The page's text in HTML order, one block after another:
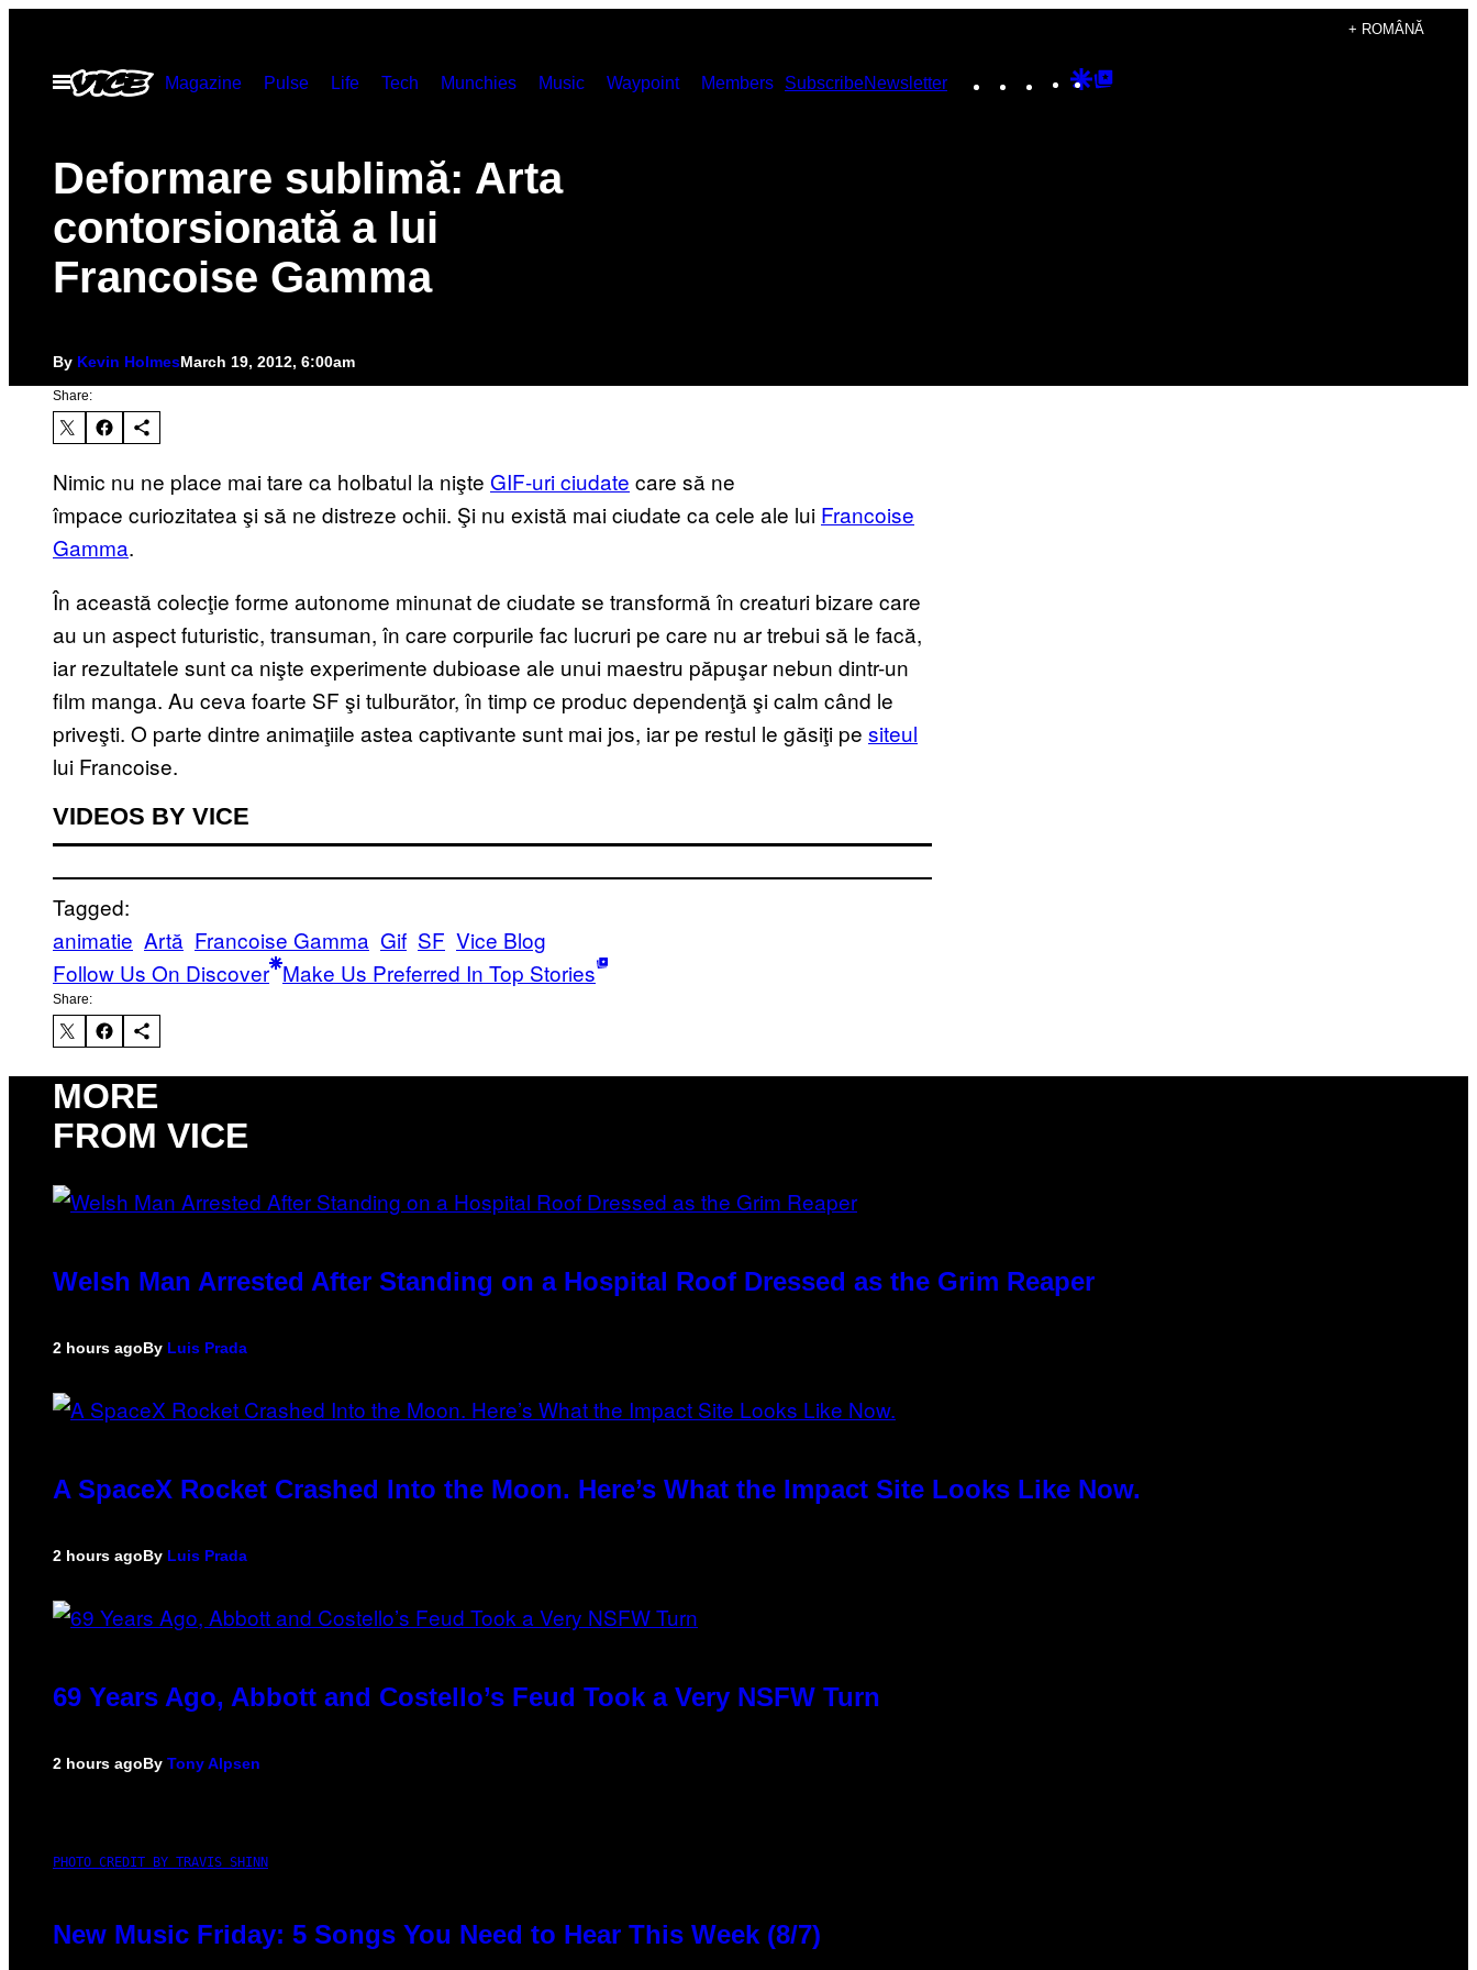
content
+ ROMÂNĂ
Open
Menu
Magazine Pulse Life Tech Munchies Music Waypoint Members SubscribeNewsletter Instagram
TikTokYouTube
Google
Deformare sublimă: Arta
contorsionată a lui
Francoise Gamma
By Kevin HolmesMarch 19, 2012, 6:00am
Share:
Nimic nu ne place mai tare ca holbatul la nişte GIF-uri ciudate care să ne
împace curiozitatea şi să ne distreze ochii. Şi nu există mai ciudate ca cele ale lui Francoise
Gamma.
În această colecţie forme autonome minunat de ciudate se transformă în creaturi bizare care
au un aspect futuristic, transuman, în care corpurile fac lucruri pe care nu ar trebui să le facă,
iar rezultatele sunt ca nişte experimente dubioase ale unui maestru păpuşar nebun dintr-un
film manga. Au ceva foarte SF şi tulburător, în timp ce produc dependenţă şi calm când le
priveşti. O parte dintre animaţiile astea captivante sunt mai jos, iar pe restul le găsiţi pe siteul
lui Francoise.
VIDEOS BY VICE
Tagged:
animatie Artă Francoise Gamma Gif SF Vice Blog
Follow Us On Discover Make Us Preferred In Top Stories
Share:
MORE
FROM VICE
Welsh Man Arrested After Standing on a Hospital Roof Dressed as the Grim Reaper
2 hours agoBy Luis Prada
A SpaceX Rocket Crashed Into the Moon. Here’s What the Impact Site Looks Like Now.
2 hours agoBy Luis Prada
69 Years Ago, Abbott and Costello’s Feud Took a Very NSFW Turn
2 hours agoBy Tony Alpsen
PHOTO CREDIT BY TRAVIS SHINN
New Music Friday: 5 Songs You Need to Hear This Week (8/7)